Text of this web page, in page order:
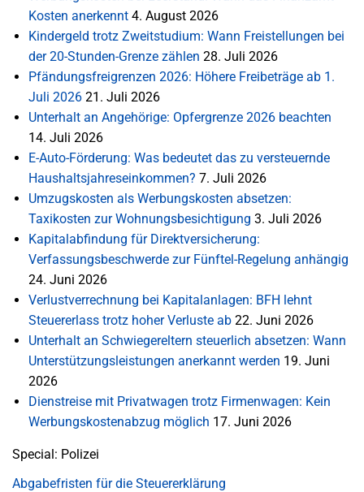
Kosten anerkennt 4. August 2026
Kindergeld trotz Zweitstudium: Wann Freistellungen bei
der 20-Stunden-Grenze zählen 28. Juli 2026
Pfändungsfreigrenzen 2026: Höhere Freibeträge ab 1.
Juli 2026 21. Juli 2026
Unterhalt an Angehörige: Opfergrenze 2026 beachten
14. Juli 2026
E-Auto-Förderung: Was bedeutet das zu versteuernde
Haushaltsjahreseinkommen? 7. Juli 2026
Umzugskosten als Werbungskosten absetzen:
Taxikosten zur Wohnungsbesichtigung 3. Juli 2026
Kapitalabfindung für Direktversicherung:
Verfassungsbeschwerde zur Fünftel-Regelung anhängig
24. Juni 2026
Verlustverrechnung bei Kapitalanlagen: BFH lehnt
Steuererlass trotz hoher Verluste ab 22. Juni 2026
Unterhalt an Schwiegereltern steuerlich absetzen: Wann
Unterstützungsleistungen anerkannt werden 19. Juni
2026
Dienstreise mit Privatwagen trotz Firmenwagen: Kein
Werbungskostenabzug möglich 17. Juni 2026
Special: Polizei
Abgabefristen für die Steuererklärung